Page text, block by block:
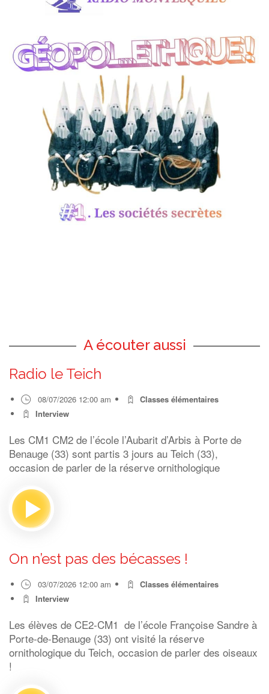
A écouter aussi
Radio le Teich
08/07/2026 12:00 am
Classes élémentaires
Interview
Les CM1 CM2 de l’école l’Aubarit d’Arbis à Porte de
Benauge (33) sont partis 3 jours au Teich (33),
occasion de parler de la réserve ornithologique
On n’est pas des bécasses !
03/07/2026 12:00 am
Classes élémentaires
Interview
Les élèves de CE2-CM1 de l’école Françoise Sandre à
Porte-de-Benauge (33) ont visité la réserve
ornithologique du Teich, occasion de parler des oiseaux
!